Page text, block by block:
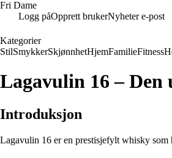
Fri Dame
Logg påOpprett brukerNyheter e-post
Kategorier
StilSmykkerSkjønnhetHjemFamilieFitness
Lagavulin 16 –
Introduksjon
Lagavulin 16 er en prestisjefylt whisky som